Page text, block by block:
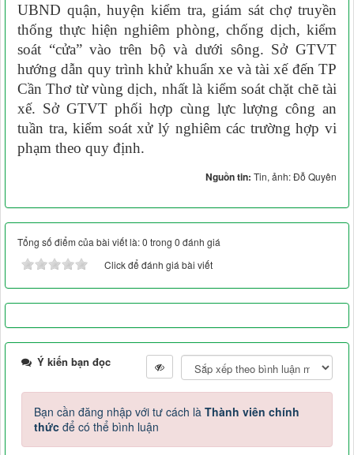
UBND quận, huyện kiểm tra, giám sát chợ truyền
thống thực hiện nghiêm phòng, chống dịch, kiểm
soát “cửa” vào trên bộ và dưới sông. Sở GTVT
hướng dẫn quy trình khử khuẩn xe và tài xế đến TP
Cần Thơ từ vùng dịch, nhất là kiểm soát chặt chẽ tài
xế. Sở GTVT phối hợp cùng lực lượng công an
tuần tra, kiểm soát xử lý nghiêm các trường hợp vi
phạm theo quy định.
Nguồn tin: Tin, ảnh: Đỗ Quyên
Tổng số điểm của bài viết là: 0 trong 0 đánh giá
Click để đánh giá bài viết
Ý kiến bạn đọc
Bạn cần đăng nhập với tư cách là Thành viên chính
thức để có thể bình luận